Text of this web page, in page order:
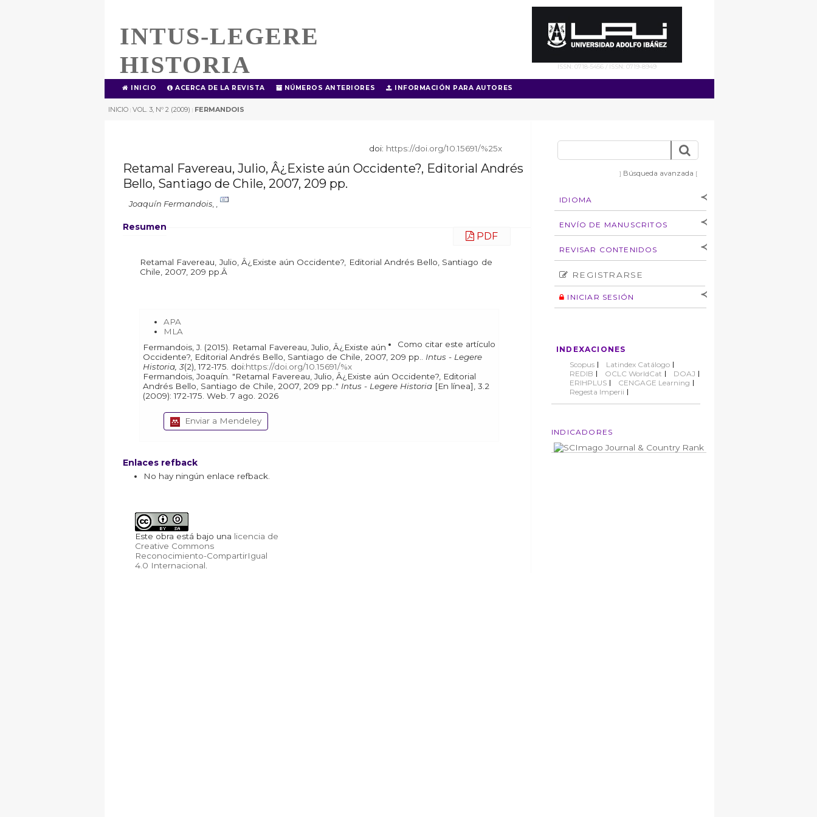
INTUS-LEGERE
HISTORIA
ISSN: 0718-5456 / ISSN: 0719-8949
INICIO ACERCA DE LA REVISTA NÚMEROS ANTERIORES INFORMACIÓN PARA AUTORES
INICIO | VOL. 3, Nº 2 (2009) | FERMANDOIS
] Búsqueda avanzada [
IDIOMA
[Español ] [English]
ENVÍO DE MANUSCRITOS
autores
Derechos de autoría
Normas éticas
REVISAR CONTENIDOS
Número
Autor
REGISTRARSE
INICIAR SESIÓN
INDEXACIONES
Scopus
Latindex Catálogo
REDIB
OCLC WorldCat
DOAJ
ERIHPLUS
CENGAGE Learning
Regesta Imperii
INDICADORES
doi: https://doi.org/10.15691/%25x
Retamal Favereau, Julio, Â¿Existe aún Occidente?, Editorial Andrés
Bello, Santiago de Chile, 2007, 209 pp.
Joaquín Fermandois, ,
Resumen
PDF
Retamal Favereau, Julio, Â¿Existe aún Occidente?, Editorial Andrés Bello, Santiago de
Chile, 2007, 209 pp.Â
APA
MLA
Como citar este artículo
Fermandois, J. (2015). Retamal Favereau, Julio, Â¿Existe aún
Occidente?, Editorial Andrés Bello, Santiago de Chile, 2007, 209 pp.. Intus - Legere
Historia, 3
(2), 172-175. doi:https://doi.org/10.15691/%x
Fermandois, Joaquín. "Retamal Favereau, Julio, Â¿Existe aún Occidente?, Editorial
Andrés Bello, Santiago de Chile, 2007, 209 pp.." Intus - Legere Historia [En línea], 3.2
(2009): 172-175. Web. 7 ago. 2026
Enviar a Mendeley
Enlaces refback
No hay ningún enlace refback.
Este obra está bajo una licencia de
Creative Commons
Reconocimiento-CompartirIgual
4.0 Internacional.